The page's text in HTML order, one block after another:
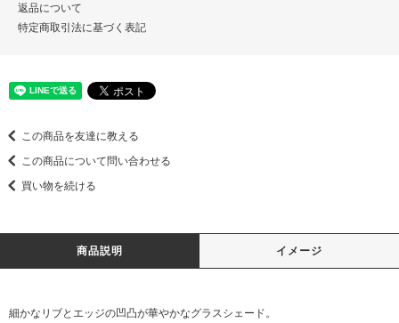
返品について
特定商取引法に基づく表記
この商品を友達に教える
この商品について問い合わせる
買い物を続ける
商品説明 イメージ
細かなリブとエッジの凹凸が華やかなグラスシェード。